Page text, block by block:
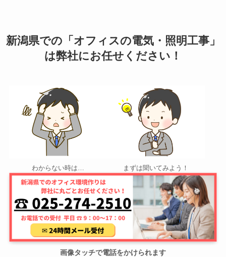
新潟県での「オフィスの電気・照明工事」
は弊社にお任せください！
わからない時は… まずは聞いてみよう！
画像タッチで電話をかけられます